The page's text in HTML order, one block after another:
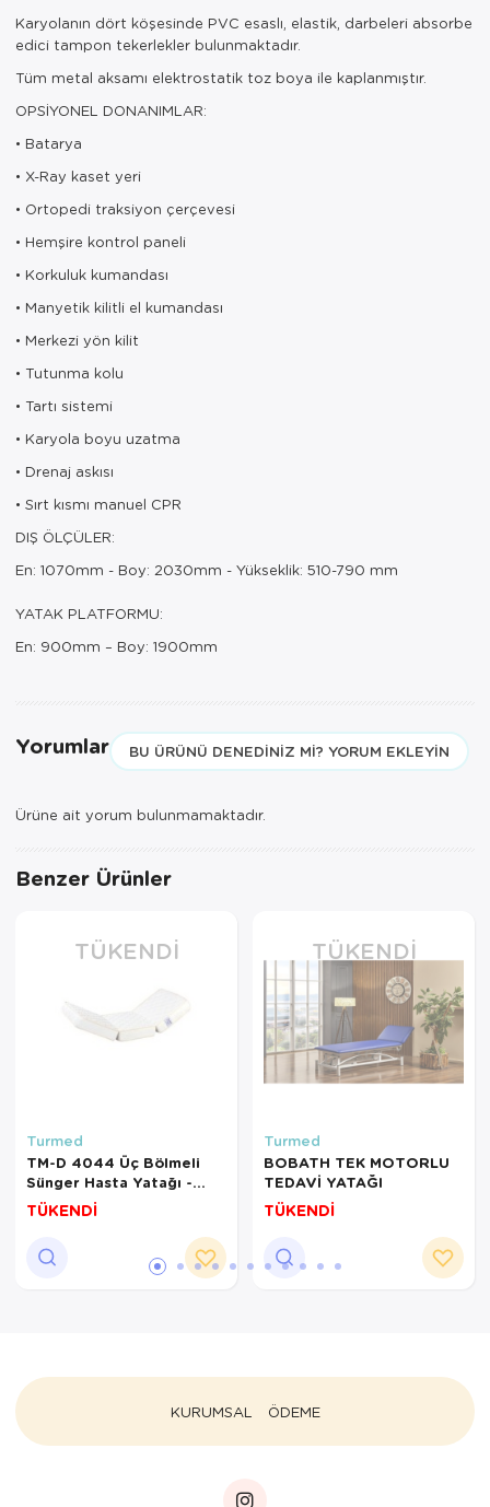
Karyolanın dört köşesinde PVC esaslı, elastik, darbeleri absorbe
edici tampon tekerlekler bulunmaktadır.
Tüm metal aksamı elektrostatik toz boya ile kaplanmıştır.
OPSİYONEL DONANIMLAR:
• Batarya
• X-Ray kaset yeri
• Ortopedi traksiyon çerçevesi
• Hemşire kontrol paneli
• Korkuluk kumandası
• Manyetik kilitli el kumandası
• Merkezi yön kilit
• Tutunma kolu
• Tartı sistemi
• Karyola boyu uzatma
• Drenaj askısı
• Sırt kısmı manuel CPR
DIŞ ÖLÇÜLER:
En: 1070mm - Boy: 2030mm - Yükseklik: 510-790 mm
YATAK PLATFORMU:
En: 900mm – Boy: 1900mm
Yorumlar BU ÜRÜNÜ DENEDINIZ MI? YORUM EKLEYIN
Ürüne ait yorum bulunmamaktadır.
Benzer Ürünler
TÜKENDI
Turmed
TM-D 4044 Üç Bölmeli
Sünger Hasta Yatağı -
Hasta Karyolası İçin
TÜKENDİ
TÜKENDI
Turmed
BOBATH TEK MOTORLU
TEDAVİ YATAĞI
TÜKENDİ
KURUMSAL ÖDEME